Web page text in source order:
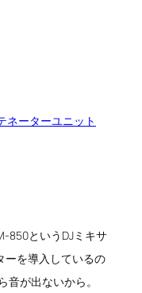
ネーターユニット
850というDJミキサ
ーを導入しているの
音が出ないから。